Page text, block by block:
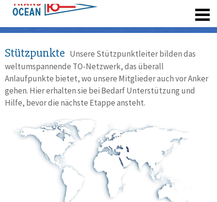
Stützpunkte Unsere Stützpunktleiter bilden das
weltumspannende TO-Netzwerk, das überall
Anlaufpunkte bietet, wo unsere Mitglieder auch vor Anker
gehen. Hier erhalten sie bei Bedarf Unterstützung und
Hilfe, bevor die nächste Etappe ansteht.